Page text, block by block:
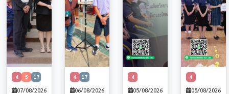
4 5 17
07/08/2026
4 17
06/08/2026
4
05/08/2026
4
05/08/2026